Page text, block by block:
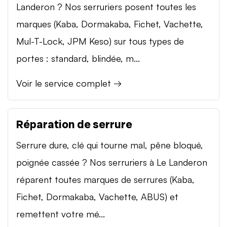
Landeron ? Nos serruriers posent toutes les
marques (Kaba, Dormakaba, Fichet, Vachette,
Mul-T-Lock, JPM Keso) sur tous types de
portes : standard, blindée, m...
Voir le service complet →
Réparation de serrure
Serrure dure, clé qui tourne mal, pêne bloqué,
poignée cassée ? Nos serruriers à Le Landeron
réparent toutes marques de serrures (Kaba,
Fichet, Dormakaba, Vachette, ABUS) et
remettent votre mé...